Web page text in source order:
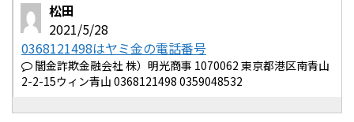
松田
2021/5/28
0368121498はヤミ金の電話番号
闇金詐欺金融会社 株）明光商事 1070062 東京都港区南青山
2-2-15ウィン青山 0368121498 0359048532